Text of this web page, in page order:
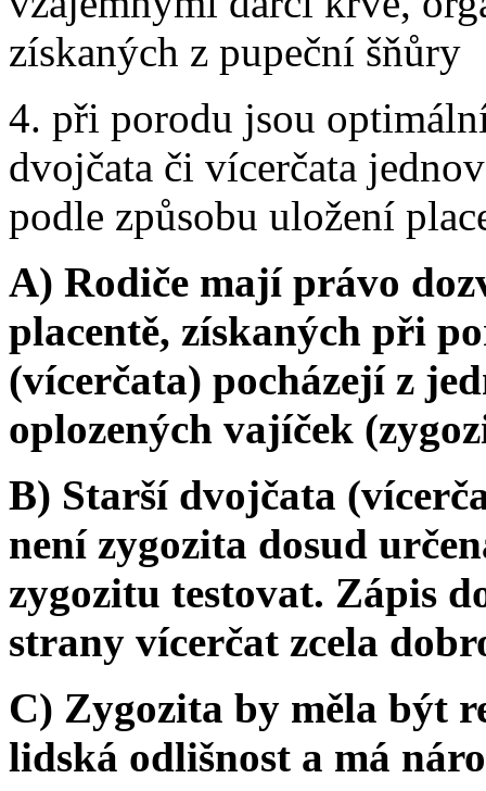
získaných z pupeční šňůry
4. při porodu jsou
dvojčata či vícerčata
podle způsobu uložení
A) Rodiče mají právo
placentě, získaných při
(vícerčata) pocházejí z
oplozených vajíček
B) Starší dvojčata
není zygozita dosud
zygozitu testovat. Zápis
strany vícerčat zcela
C) Zygozita by měla být
lidská odlišnost a má